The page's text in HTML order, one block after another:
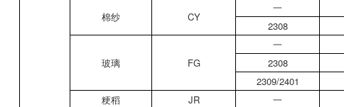
棉纱 CY
一
2308
玻璃 FG
一
2308
2309/2401
粳稻
JR 一